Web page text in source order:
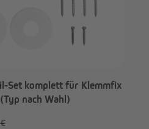
Set komplett für Klemmfix
nach Wahl)